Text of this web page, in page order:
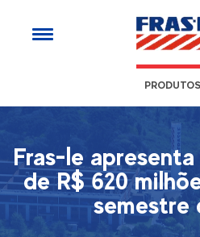
PRODUTOS
Fras-le
de R$ 620
semestre